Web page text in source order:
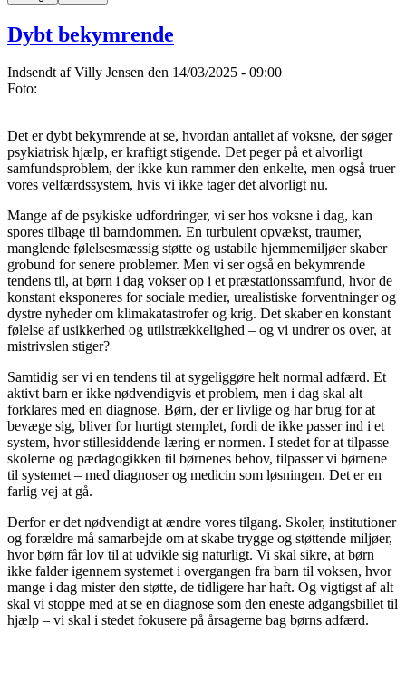
Dybt bekymrende
Indsendt afVilly Jensen den 14/03/2025 - 09:00
Foto:
Det er dybt bekymrende at se, hvordan antallet af voksne, der søger
psykiatrisk hjælp, er kraftigt stigende. Det peger på et alvorligt
samfundsproblem, der ikke kun rammer den enkelte, men også truer
vores velfærdssystem, hvis vi ikke tager det alvorligt nu.
Mange af de psykiske udfordringer, vi ser hos voksne i dag, kan
spores tilbage til barndommen. En turbulent opvækst, traumer,
manglende følelsesmæssig støtte og ustabile hjemmemiljøer skaber
grobund for senere problemer. Men vi ser også en bekymrende
tendens til, at børn i dag vokser op i et præstationssamfund, hvor de
konstant eksponeres for sociale medier, urealistiske forventninger og
dystre nyheder om klimakatastrofer og krig. Det skaber en konstant
følelse af usikkerhed og utilstrækkelighed – og vi undrer os over, at
mistrivslen stiger?
Samtidig ser vi en tendens til at sygeliggøre helt normal adfærd. Et
aktivt barn er ikke nødvendigvis et problem, men i dag skal alt
forklares med en diagnose. Børn, der er livlige og har brug for at
bevæge sig, bliver for hurtigt stemplet, fordi de ikke passer ind i et
system, hvor stillesiddende læring er normen. I stedet for at tilpasse
skolerne og pædagogikken til børnenes behov, tilpasser vi børnene
til systemet – med diagnoser og medicin som løsningen. Det er en
farlig vej at gå.
Derfor er det nødvendigt at ændre vores tilgang. Skoler, institutioner
og forældre må samarbejde om at skabe trygge og støttende miljøer,
hvor børn får lov til at udvikle sig naturligt. Vi skal sikre, at børn
ikke falder igennem systemet i overgangen fra barn til voksen, hvor
mange i dag mister den støtte, de tidligere har haft. Og vigtigst af alt
skal vi stoppe med at se en diagnose som den eneste adgangsbillet til
hjælp – vi skal i stedet fokusere på årsagerne bag børns adfærd.